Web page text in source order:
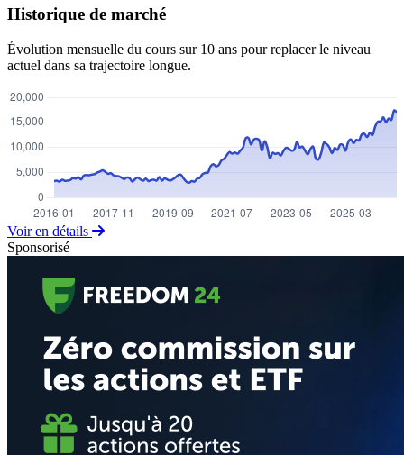
Historique de marché
Évolution mensuelle du cours sur 10 ans pour replacer le niveau
actuel dans sa trajectoire longue.
Voir en détails
Sponsorisé